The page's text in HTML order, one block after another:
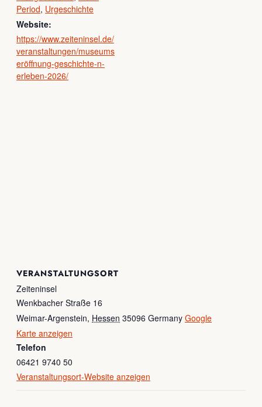
Period, Urgeschichte
Website:
https://www.zeiteninsel.de/
veranstaltungen/museums
eröffnung-geschichte-n-
erleben-2026/
VERANSTALTUNGSORT
Zeiteninsel
Wenkbacher Straße 16
Weimar-Argenstein, Hessen 35096 Germany Google
Karte anzeigen
Telefon
06421 9740 50
Veranstaltungsort-Website anzeigen